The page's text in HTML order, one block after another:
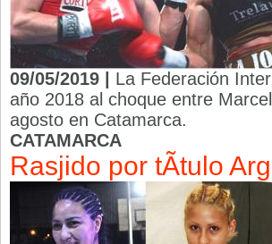
09/05/2019 | La Federación
año 2018 al choque entre
agosto en Catamarca.
CATAMARCA
Rasjido por tÃ­tulo